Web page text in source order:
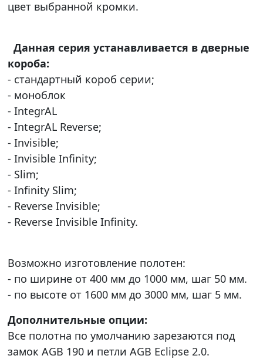
цвет выбранной кромки.
Данная серия устанавливается в дверные
короба:
- стандартный короб серии;
- моноблок
- IntegrAL
- IntegrAL Reverse;
- Invisible;
- Invisible Infinity;
- Slim;
- Infinity Slim;
- Reverse Invisible;
- Reverse Invisible Infinity.
Возможно изготовление полотен:
- по ширине от 400 мм до 1000 мм, шаг 50 мм.
- по высоте от 1600 мм до 3000 мм, шаг 5 мм.
Дополнительные опции:
Все полотна по умолчанию зарезаются под
замок AGB 190 и петли AGB Eclipse 2.0.